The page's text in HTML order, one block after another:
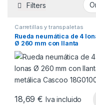
Filters
Carretillas y transpaletas
Rueda neumática de 4
Ø 260 mm con llanta
metálica Cascoo 18G0100
18,69€ Iva incluido